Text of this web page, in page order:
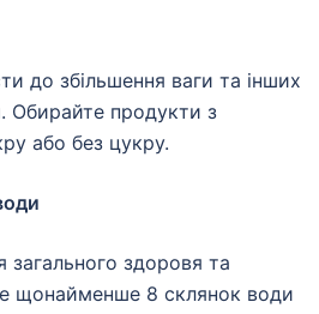
до збільшення ваги та інших
Обирайте продукти з
або без цукру.
здоровя та
щонайменше 8 склянок води